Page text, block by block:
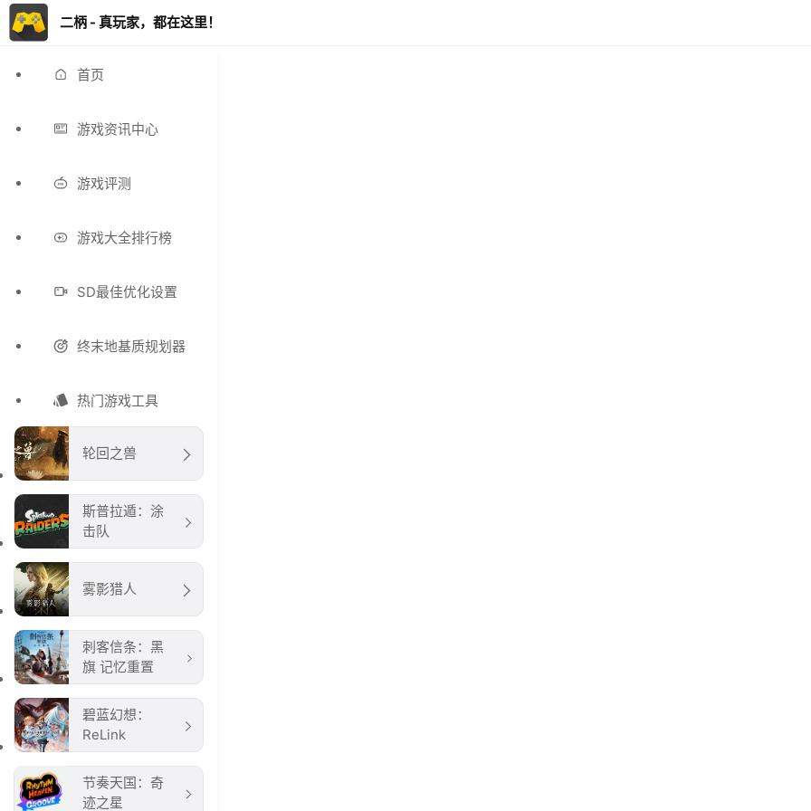
二柄 - 真玩家，都在这里！
首页
游戏资讯中心
游戏评测
游戏大全排行榜
SD最佳优化设置
终末地基质规划器
热门游戏工具
轮回之兽
斯普拉遁：涂
击队
雾影猎人
刺客信条：黑
旗 记忆重置
碧蓝幻想：
ReLink
节奏天国：奇
迹之星